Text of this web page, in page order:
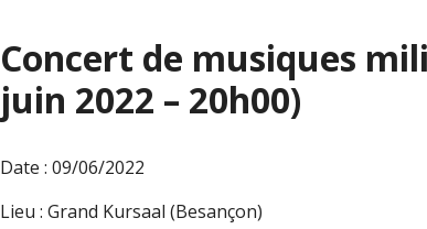
Concert de musiques
juin 2022 – 20h00)
Date : 09/06/2022
Lieu : Grand Kursaal (Besançon)